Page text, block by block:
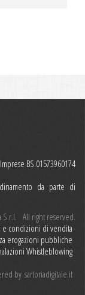
BS.01573960174
da parte di
S.r.l. All right reserved.
e condizioni di vendita
erogazioni pubbliche
Whistleblowing
by sartoriadigitale.it